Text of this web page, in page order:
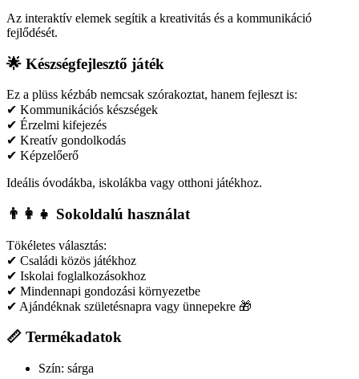
Az interaktív elemek segítik a kreativitás és a kommunikáció
fejlődését.
🌟 Készségfejlesztő játék
Ez a plüss kézbáb nemcsak szórakoztat, hanem fejleszt is:
✔ Kommunikációs készségek
✔ Érzelmi kifejezés
✔ Kreatív gondolkodás
✔ Képzelőerő
Ideális óvodákba, iskolákba vagy otthoni játékhoz.
👨‍👩‍👧 Sokoldalú használat
Tökéletes választás:
✔ Családi közös játékhoz
✔ Iskolai foglalkozásokhoz
✔ Mindennapi gondozási környezetbe
✔ Ajándéknak születésnapra vagy ünnepekre 🎁
📏 Termékadatok
Szín: sárga